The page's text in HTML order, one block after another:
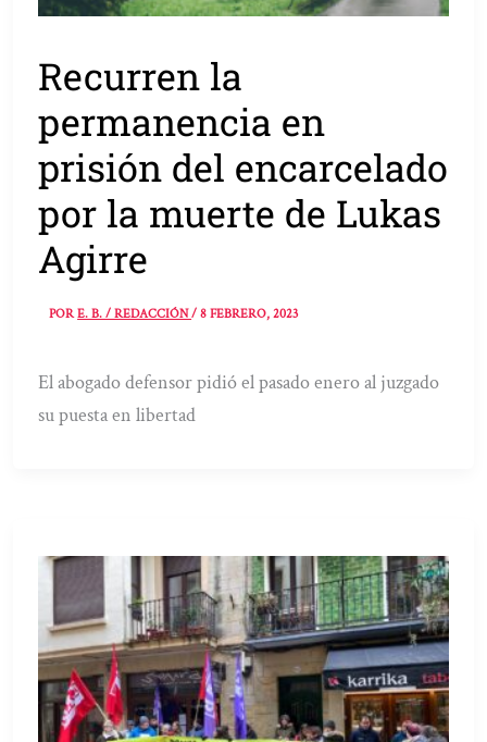
Recurren la
permanencia en
prisión del encarcelado
por la muerte de Lukas
Agirre
PORE. B. / REDACCIÓN/8 FEBRERO, 2023
El abogado defensor pidió el pasado enero al juzgado
su puesta en libertad